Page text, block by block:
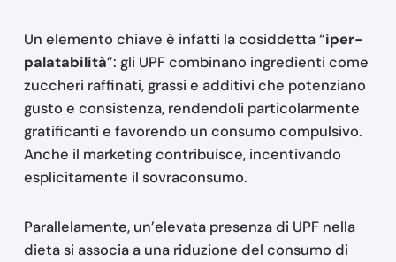
Un elemento chiave è infatti la cosiddetta “iper-
palatabilità”: gli UPF combinano ingredienti come
zuccheri raffinati, grassi e additivi che potenziano
gusto e consistenza, rendendoli particolarmente
gratificanti e favorendo un consumo compulsivo.
Anche il marketing contribuisce, incentivando
esplicitamente il sovraconsumo.
Parallelamente, un’elevata presenza di UPF nella
dieta si associa a una riduzione del consumo di